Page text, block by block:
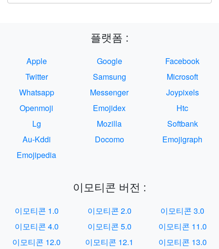
플랫폼 :
Apple Google
Facebook
Twitter
Samsung
Microsoft
Whatsapp
Messenger
Joypixels
Openmoji
Emojidex
Htc
Lg
Mozilla
Softbank
Au-Kddi
Docomo
Emojigraph
Emojipedia
이모티콘 버전 :
이모티콘 1.0 이모티콘 2.0
이모티콘 3.0
이모티콘 4.0
이모티콘 5.0
이모티콘 11.0
이모티콘 12.0
이모티콘 12.1 이모티콘 13.0